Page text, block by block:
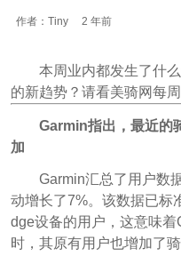
作者：Tiny 2 年前
本周业内都发生了什
的新趋势？请看美骑网每
Garmin指出，最近的
加
Garmin汇总了用户数
动增长了7%。该数据已标
dge设备的用户，这意味
时，其原有用户也增加了